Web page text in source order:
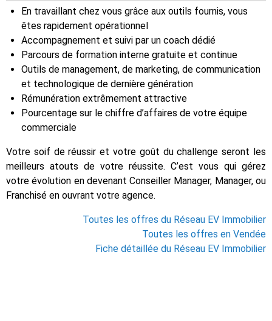
En travaillant chez vous grâce aux outils fournis, vous
êtes rapidement opérationnel
Accompagnement et suivi par un coach dédié
Parcours de formation interne gratuite et continue
Outils de management, de marketing, de communication
et technologique de dernière génération
Rémunération extrêmement attractive
Pourcentage sur le chiffre d’affaires de votre équipe
commerciale
Votre soif de réussir et votre goût du challenge seront les
meilleurs atouts de votre réussite. C’est vous qui gérez
votre évolution en devenant Conseiller Manager, Manager, ou
Franchisé en ouvrant votre agence.
Toutes les offres du Réseau EV Immobilier
Toutes les offres en Vendée
Fiche détaillée du Réseau EV Immobilier